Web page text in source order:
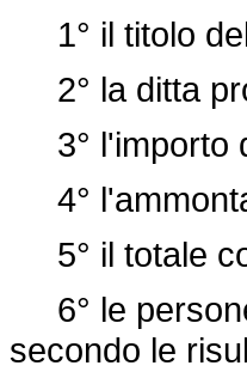
1° il titolo del
2° la ditta
3° l'importo
4°
5° il totale
6° le
secondo le